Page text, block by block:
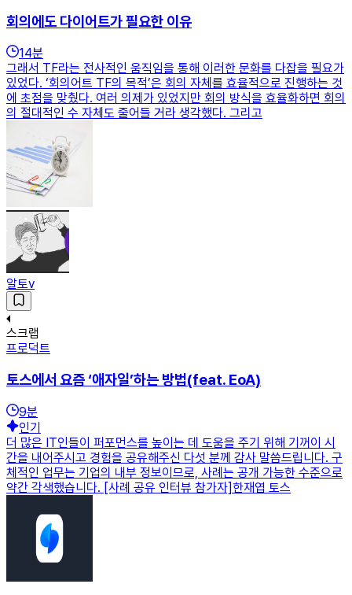
회의에도 다이어트가 필요한 이유
14분
그래서 TF라는 전사적인 움직임을 통해 이러한 문화를 다잡을 필요가
있었다. ‘회의어트 TF의 목적’은 회의 자체를 효율적으로 진행하는 것
에 초점을 맞췄다. 여러 의제가 있었지만 회의 방식을 효율화하면 회의
의 절대적인 수 자체도 줄어들 거라 생각했다. 그리고
알토v
스크랩
프로덕트
토스에서 요즘 ‘애자일’하는 방법(feat. EoA)
9분
인기
더 많은 IT인들이 퍼포먼스를 높이는 데 도움을 주기 위해 기꺼이 시
간을 내어주시고 경험을 공유해주신 다섯 분께 감사 말씀드립니다. 구
체적인 업무는 기업의 내부 정보이므로, 사례는 공개 가능한 수준으로
약간 각색했습니다. [사례 공유 인터뷰 참가자]한재엽 토스